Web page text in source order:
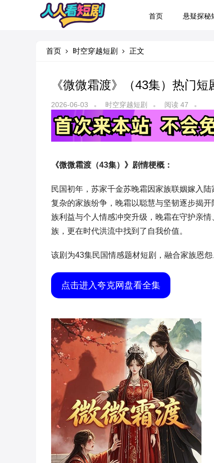
首页 悬疑探秘
首页 时空穿越短剧 正文
《微微霜渡》（43集）热门
2026-06-03 时空穿越短剧 阅读 47
《微微霜渡（43集）》剧情梗概：
民国初年，苏家千金苏晚霜因家族联姻嫁入
复杂的家族纷争，晚霜以聪慧与坚韧逐步揭
族利益与个人情感冲突升级，晚霜在守护亲
族，更在时代洪流中找到了自我价值。
该剧为43集民国情感题材短剧，融合家族恩怨
点击进入夸克网盘看全集